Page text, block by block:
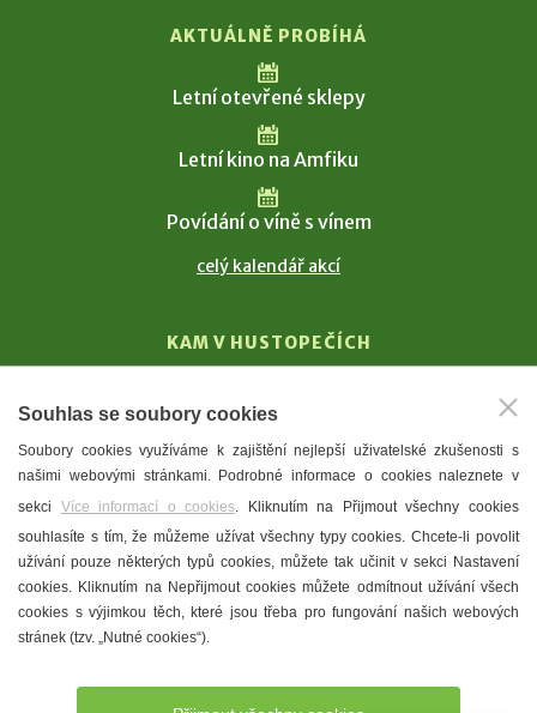
AKTUÁLNĚ PROBÍHÁ
Letní otevřené sklepy
Letní kino na Amfiku
Povídání o víně s vínem
celý kalendář akcí
KAM V HUSTOPEČÍCH
T. G. Masaryk
Mandloně
Ubytování
Restaurace
Městské muzeum a galerie
Denní meníčka
Souhlas se soubory cookies
Soubory cookies využíváme k zajištění nejlepší uživatelské zkušenosti s
našimi webovými stránkami. Podrobné informace o cookies naleznete v
sekci Více informací o cookies. Kliknutím na Přijmout všechny cookies
souhlasíte s tím, že můžeme užívat všechny typy cookies. Chcete-li povolit
užívání pouze některých typů cookies, můžete tak učinit v sekci Nastavení
cookies. Kliknutím na Nepřijmout cookies můžete odmítnout užívání všech
cookies s výjimkou těch, které jsou třeba pro fungování našich webových
stránek (tzv. „Nutné cookies“).